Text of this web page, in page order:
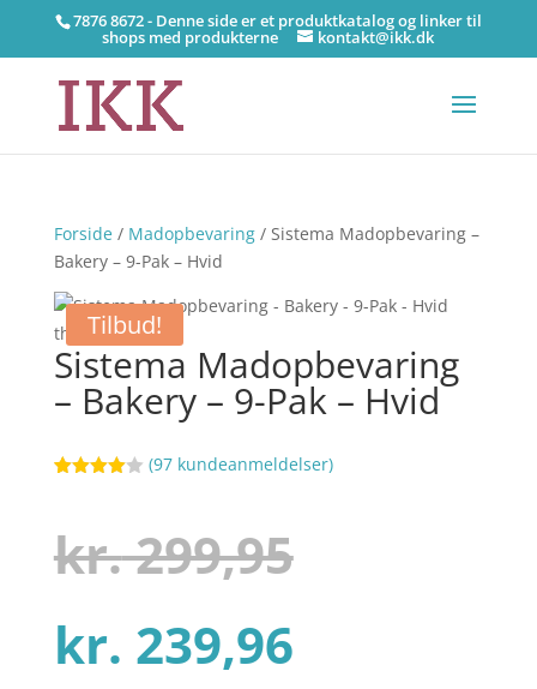
7876 8672 - Denne side er et produktkatalog og linker til
shops med produkterne kontakt@ikk.dk
Forside/ Madopbevaring/ Sistema Madopbevaring –
Bakery – 9-Pak – Hvid
Tilbud!
Sistema Madopbevaring
– Bakery – 9-Pak – Hvid
baseret
på
kundebed
(97 kundeanmeldelser)
kr.299,95
kr. 239,96Den